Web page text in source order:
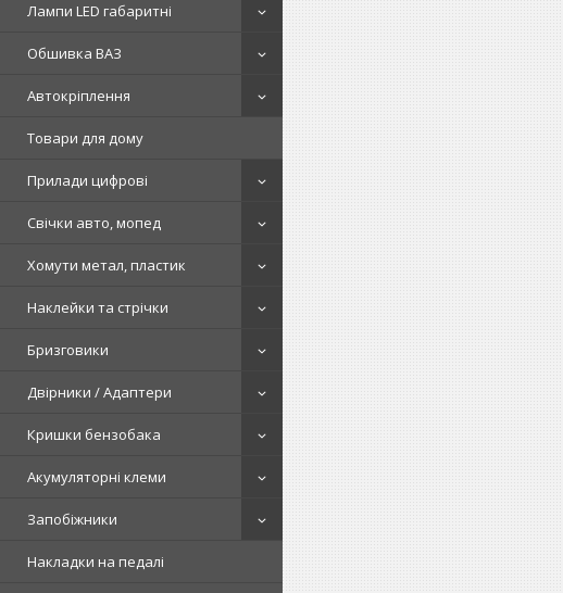
Лампи LED габаритні
Обшивка ВАЗ
Автокріплення
Товари для дому
Прилади цифрові
Свічки авто, мопед
Хомути метал, пластик
Наклейки та стрічки
Бризговики
Двірники / Адаптери
Кришки бензобака
Акумуляторні клеми
Запобіжники
Накладки на педалі